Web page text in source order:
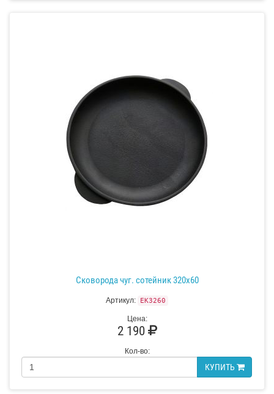
Сковорода чуг. сотейник 320х60
Артикул: EK3260
Цена:
2 190
Кол-во:
КУПИТЬ